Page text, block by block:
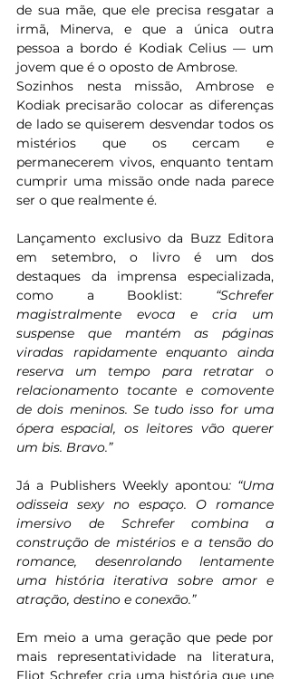
de sua mãe, que ele precisa resgatar a
irmã, Minerva, e que a única outra
pessoa a bordo é Kodiak Celius — um
jovem que é o oposto de Ambrose.
Sozinhos nesta missão, Ambrose e
Kodiak precisarão colocar as diferenças
de lado se quiserem desvendar todos os
mistérios que os cercam e
permanecerem vivos, enquanto tentam
cumprir uma missão onde nada parece
ser o que realmente é.
Lançamento exclusivo da Buzz Editora
em setembro, o livro é um dos
destaques da imprensa especializada,
como a Booklist: “Schrefer
magistralmente evoca e cria um
suspense que mantém as páginas
viradas rapidamente enquanto ainda
reserva um tempo para retratar o
relacionamento tocante e comovente
de dois meninos. Se tudo isso for uma
ópera espacial, os leitores vão querer
um bis. Bravo.”
Já a Publishers Weekly apontou: “Uma
odisseia sexy no espaço. O romance
imersivo de Schrefer combina a
construção de mistérios e a tensão do
romance, desenrolando lentamente
uma história iterativa sobre amor e
atração, destino e conexão.”
Em meio a uma geração que pede por
mais representatividade na literatura,
Eliot Schrefer cria uma história que une